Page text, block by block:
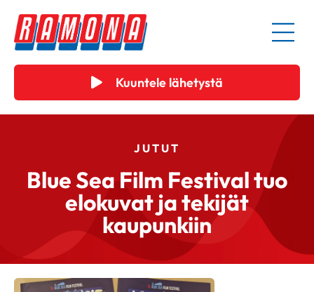
Kuuntele lähetystä
JUTUT
Blue Sea Film Festival tuo
elokuvat ja tekijät
kaupunkiin